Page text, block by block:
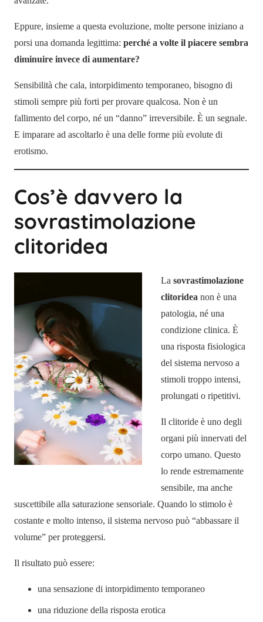
Eppure, insieme a questa evoluzione, molte persone iniziano a
porsi una domanda legittima: perché a volte il piacere sembra
diminuire invece di aumentare?
Sensibilità che cala, intorpidimento temporaneo, bisogno di
stimoli sempre più forti per provare qualcosa. Non è un
fallimento del corpo, né un “danno” irreversibile. È un segnale.
E imparare ad ascoltarlo è una delle forme più evolute di
erotismo.
Cos’è davvero la
sovrastimolazione
clitoridea
La sovrastimolazione
clitoridea non è una
patologia, né una
condizione clinica. È
una risposta fisiologica
del sistema nervoso a
stimoli troppo intensi,
prolungati o ripetitivi.
Il clitoride è uno degli
organi più innervati del
corpo umano. Questo
lo rende estremamente
sensibile, ma anche
suscettibile alla saturazione sensoriale. Quando lo stimolo è
costante e molto intenso, il sistema nervoso può “abbassare il
volume” per proteggersi.
Il risultato può essere:
una sensazione di intorpidimento temporaneo
una riduzione della risposta erotica